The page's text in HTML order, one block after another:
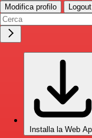
Modifica profilo Logout
Installa la Web